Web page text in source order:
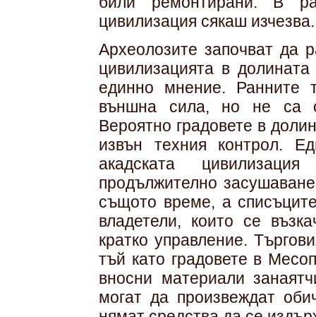
цивилизация сякаш изчезва.
Археолозите започват да
цивилизацията в
единно мнение. Ранните
външна сила, но не са
Вероятно градовете в
извън техния контрол.
акадската
продължително
същото време, а
владетели, които се
кратко управление.
тъй като градовете в
вносни материали
могат да произвеждат